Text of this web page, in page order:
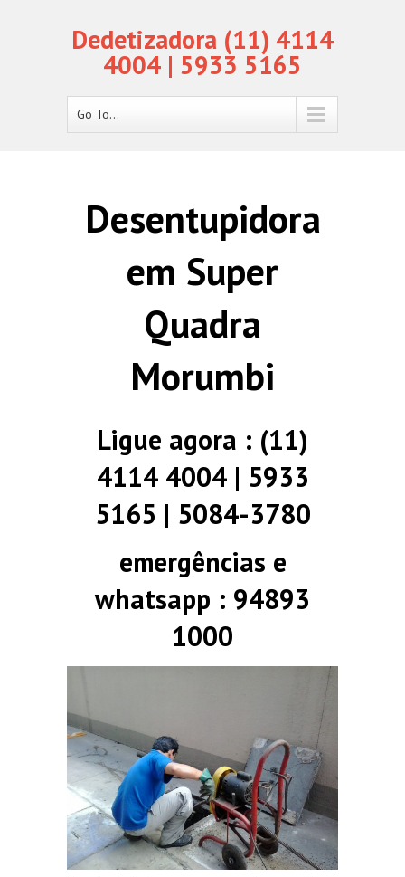
Dedetizadora (11) 4114
4004 | 5933 5165
Go To...
Desentupidora
em Super
Quadra
Morumbi
Ligue agora : (11)
4114 4004 | 5933
5165 | 5084-3780
emergências e
whatsapp : 94893
1000